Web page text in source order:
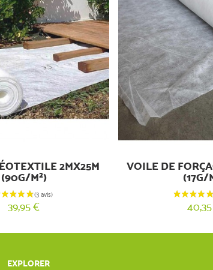
2MX25M
(90G/M²)
39,95 €
VOILE DE
(17G/
EXPLORER